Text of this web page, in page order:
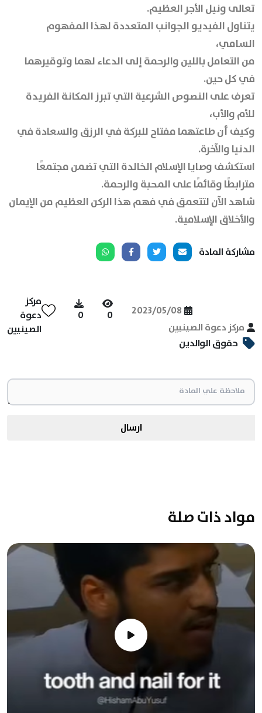
تعالى ونيل الأجر العظيم.
يتناول الفيديو الجوانب المتعددة لهذا المفهوم
السامي،
من التعامل باللين والرحمة إلى الدعاء لهما وتوقيرهما
في كل حين.
تعرف على النصوص الشرعية التي تبرز المكانة الفريدة
للأم والأب،
وكيف أن طاعتهما مفتاح للبركة في الرزق والسعادة في
الدنيا والآخرة.
استكشف وصايا الإسلام الخالدة التي تضمن مجتمعًا
مترابطًا وقائمًا على المحبة والرحمة.
شاهد الآن لتتعمق في فهم هذا الركن العظيم من الإيمان
والأخلاق الإسلامية.
مشاركة المادة
مركز دعوة الصينيين
2023/05/08
0
0
مركز
دعوة
الصينيين
حقوق الوالدين
ارسال
مواد ذات صلة